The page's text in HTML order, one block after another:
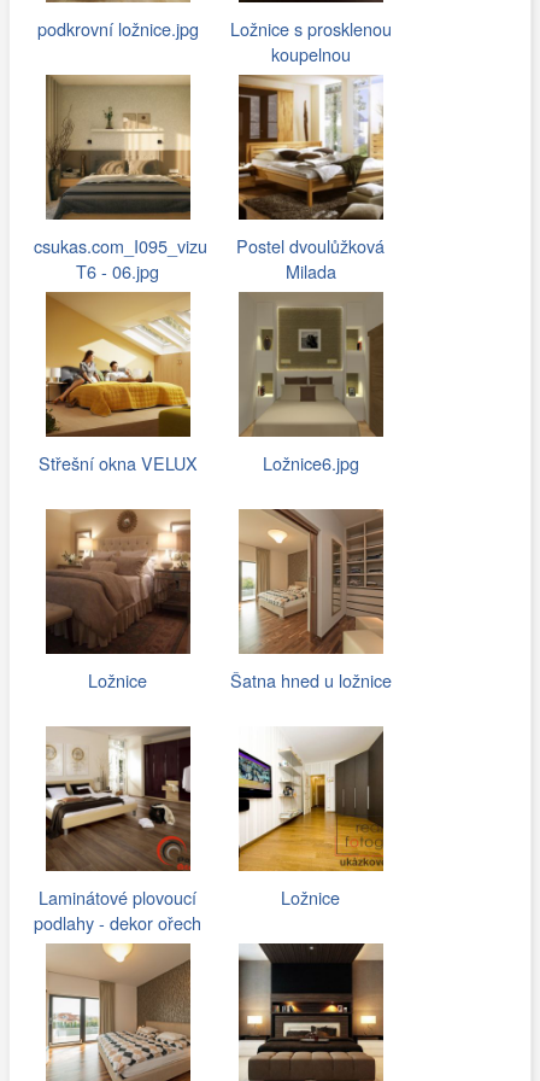
podkrovní ložnice.jpg
Ložnice s prosklenou
koupelnou
csukas.com_I095_vizu
T6 - 06.jpg
Postel dvoulůžková
Milada
Střešní okna VELUX Ložnice6.jpg
Ložnice Šatna hned u ložnice
Laminátové plovoucí
podlahy - dekor ořech
Ložnice